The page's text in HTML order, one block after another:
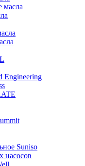
масла
Engineering
Suniso
насосов